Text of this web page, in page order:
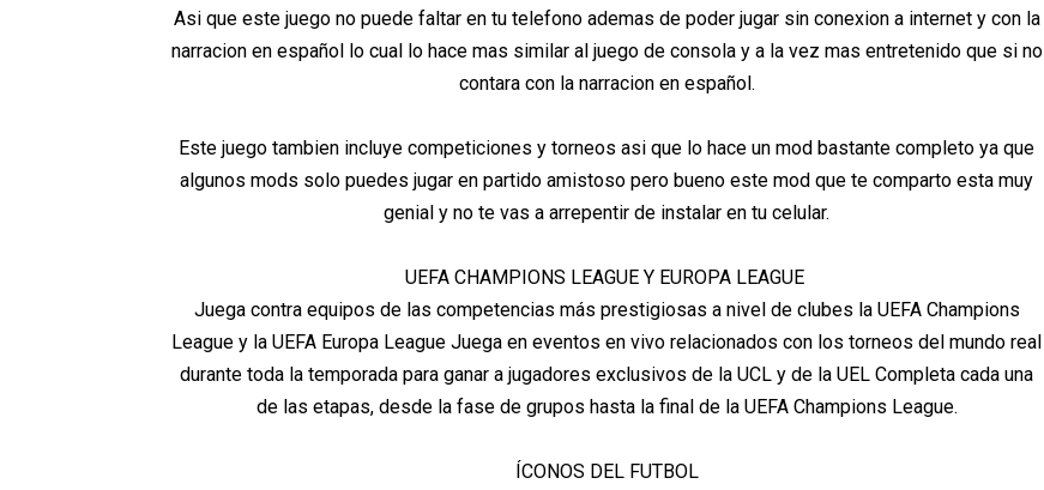
Asi que este juego no puede faltar en tu telefono ademas de poder jugar sin conexion a internet y con la
narracion en español lo cual lo hace mas similar al juego de consola y a la vez mas entretenido que si no
contara con la narracion en español.
Este juego tambien incluye competiciones y torneos asi que lo hace un mod bastante completo ya que
algunos mods solo puedes jugar en partido amistoso pero bueno este mod que te comparto esta muy
genial y no te vas a arrepentir de instalar en tu celular.
UEFA CHAMPIONS LEAGUE Y EUROPA LEAGUE
Juega contra equipos de las competencias más prestigiosas a nivel de clubes la UEFA Champions
League y la UEFA Europa League Juega en eventos en vivo relacionados con los torneos del mundo real
durante toda la temporada para ganar a jugadores exclusivos de la UCL y de la UEL Completa cada una
de las etapas, desde la fase de grupos hasta la final de la UEFA Champions League.
ÍCONOS DEL FUTBOL